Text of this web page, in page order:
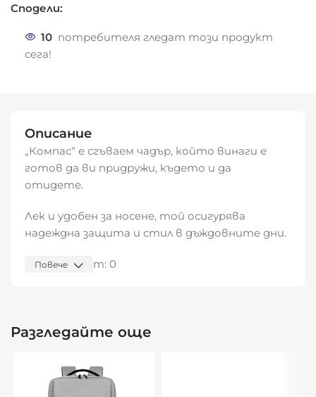
Сподели:
10 потребителя гледат този продукт
сега!
Описание
„Компас“ е сгъваем чадър, който винаги е
готов да ви придружи, където и да
отидете.
Лек и удобен за носене, той осигурява
надеждна защита и стил в дъждовните дни.
Видяна от: 0
Повече
Разгледайте още